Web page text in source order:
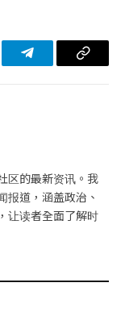
Telegram复
区的最新资讯。我
报道，涵盖政治、
让读者全面了解时